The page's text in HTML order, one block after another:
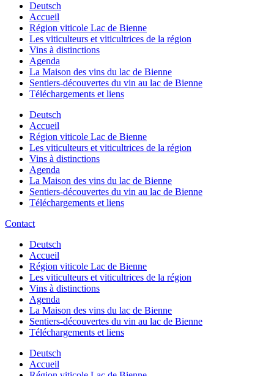
Deutsch
Accueil
Région viticole Lac de Bienne
Les viticulteurs et viticultrices de la région
Vins à distinctions
Agenda
La Maison des vins du lac de Bienne
Sentiers-découvertes du vin au lac de Bienne
Téléchargements et liens
Deutsch
Accueil
Région viticole Lac de Bienne
Les viticulteurs et viticultrices de la région
Vins à distinctions
Agenda
La Maison des vins du lac de Bienne
Sentiers-découvertes du vin au lac de Bienne
Téléchargements et liens
Contact
Deutsch
Accueil
Région viticole Lac de Bienne
Les viticulteurs et viticultrices de la région
Vins à distinctions
Agenda
La Maison des vins du lac de Bienne
Sentiers-découvertes du vin au lac de Bienne
Téléchargements et liens
Deutsch
Accueil